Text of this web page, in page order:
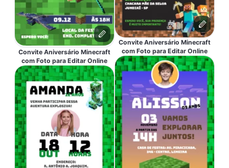
Convite Aniversário Minecraft
com Foto para Editar Online
Convite Aniversário Minecraft
com Foto para Editar Online